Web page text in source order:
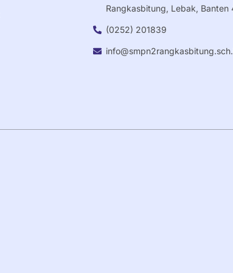
Rangkasbitung, Lebak, Banten
(0252) 201839